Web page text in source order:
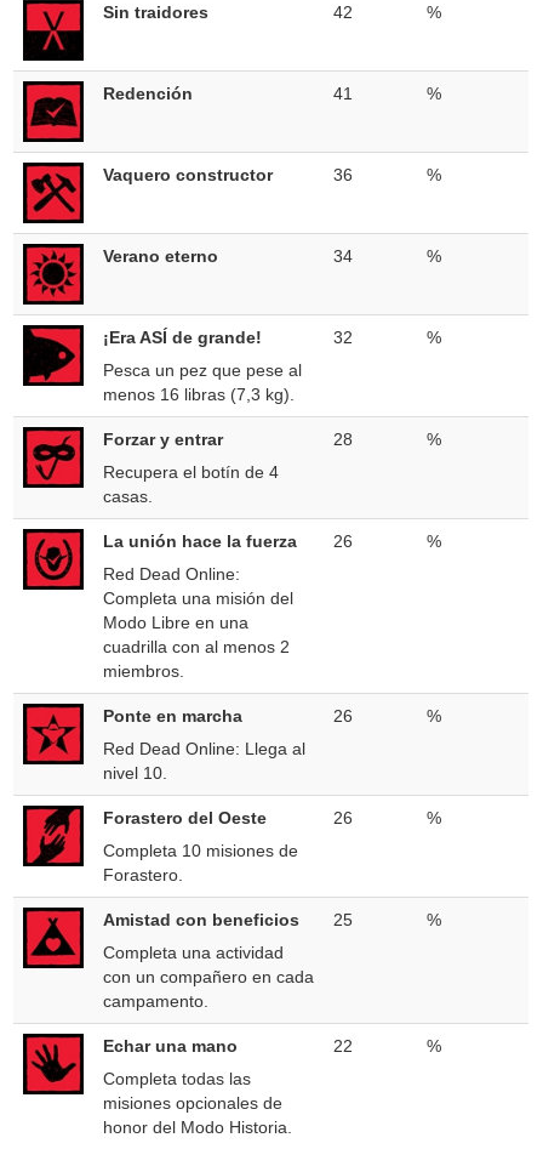
Sin traidores 42 %
Redención 41 %
Vaquero constructor 36 %
Verano eterno 34 %
¡Era ASÍ de grande!
Pesca un pez que pese al
menos 16 libras (7,3 kg).
32 %
Forzar y entrar
Recupera el botín de 4
casas.
28 %
La unión hace la fuerza
Red Dead Online:
Completa una misión del
Modo Libre en una
cuadrilla con al menos 2
miembros.
26 %
Ponte en marcha
Red Dead Online: Llega al
nivel 10.
26 %
Forastero del Oeste
Completa 10 misiones de
Forastero.
26 %
Amistad con beneficios
Completa una actividad
con un compañero en cada
campamento.
25 %
Echar una mano
Completa todas las
misiones opcionales de
honor del Modo Historia.
22 %